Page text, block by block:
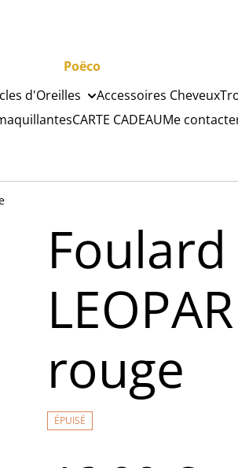
Poëco
d'Oreilles Accessoires Cheveux
CARTE CADEAUMe
rouge
ÉPUISÉ